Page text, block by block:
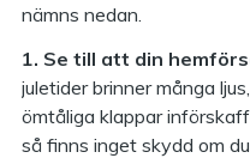
nämns nedan.
1. Se till att din
juletider brinner många
ömtåliga klappar
så finns inget skydd om